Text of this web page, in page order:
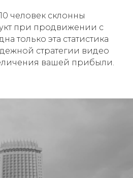
человек склонны
при продвижении с
только эта статистика
стратегии видео
вашей прибыли.